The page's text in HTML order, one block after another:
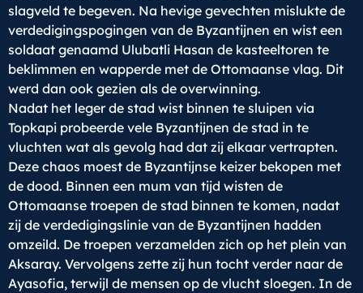
slagveld te begeven. Na hevige gevechten mislukte de
verdedigingspogingen van de Byzantijnen en wist een
soldaat genaamd Ulubatli Hasan de kasteeltoren te
beklimmen en wapperde met de Ottomaanse vlag. Dit
werd dan ook gezien als de overwinning.
Nadat het leger de stad wist binnen te sluipen via
Topkapi probeerde vele Byzantijnen de stad in te
vluchten wat als gevolg had dat zij elkaar vertrapten.
Deze chaos moest de Byzantijnse keizer bekopen met
de dood. Binnen een mum van tijd wisten de
Ottomaanse troepen de stad binnen te komen, nadat
zij de verdedigingslinie van de Byzantijnen hadden
omzeild. De troepen verzamelden zich op het plein van
Aksaray. Vervolgens zette zij hun tocht verder naar de
Ayasofia, terwijl de mensen op de vlucht sloegen. In de